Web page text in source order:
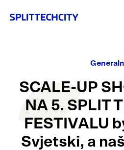
SCALE-UP
NA 5. SPLIT
FESTIVALU
Svjetski, a